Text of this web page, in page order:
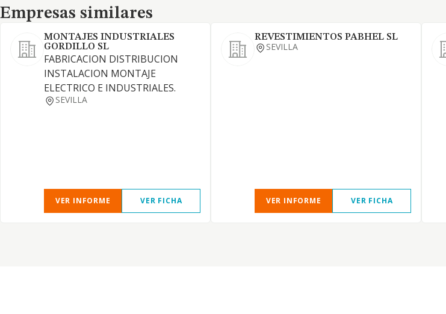
Empresas similares
Empresas similares
MONTAJES INDUSTRIALES
GORDILLO SL
FABRICACION DISTRIBUCION
INSTALACION MONTAJE
ELECTRICO E INDUSTRIALES.
SEVILLA
VER INFORME VER FICHA
REVESTIMIENTOS PABHEL SL
SEVILLA
VER INFORME VER FICHA